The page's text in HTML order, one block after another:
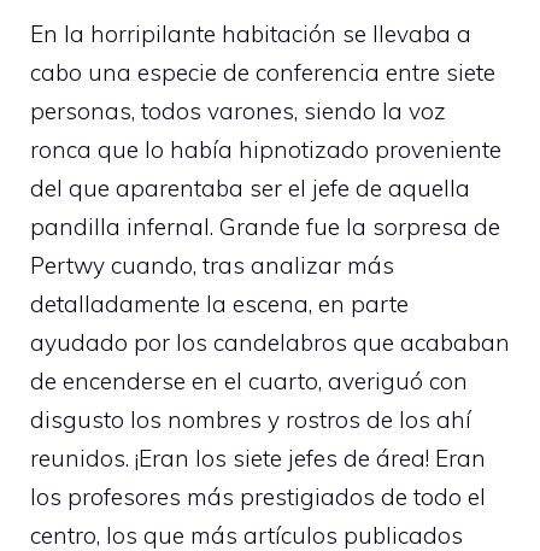
En la horripilante habitación se llevaba a
cabo una especie de conferencia entre siete
personas, todos varones, siendo la voz
ronca que lo había hipnotizado proveniente
del que aparentaba ser el jefe de aquella
pandilla infernal. Grande fue la sorpresa de
Pertwy cuando, tras analizar más
detalladamente la escena, en parte
ayudado por los candelabros que acababan
de encenderse en el cuarto, averiguó con
disgusto los nombres y rostros de los ahí
reunidos. ¡Eran los siete jefes de área! Eran
los profesores más prestigiados de todo el
centro, los que más artículos publicados